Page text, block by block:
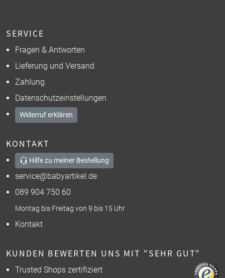
SERVICE
Fragen & Antworten
Lieferung und Versand
Zahlung
Datenschutzeinstellungen
Widerruf erklären
KONTAKT
Hilfe zu meiner Bestellung
service@babyartikel.de
089 904 750 60
Montag bis Freitag von 9 bis 15 Uhr
Kontakt
KUNDEN BEWERTEN UNS MIT "SEHR GUT"
Trusted Shops zertifiziert